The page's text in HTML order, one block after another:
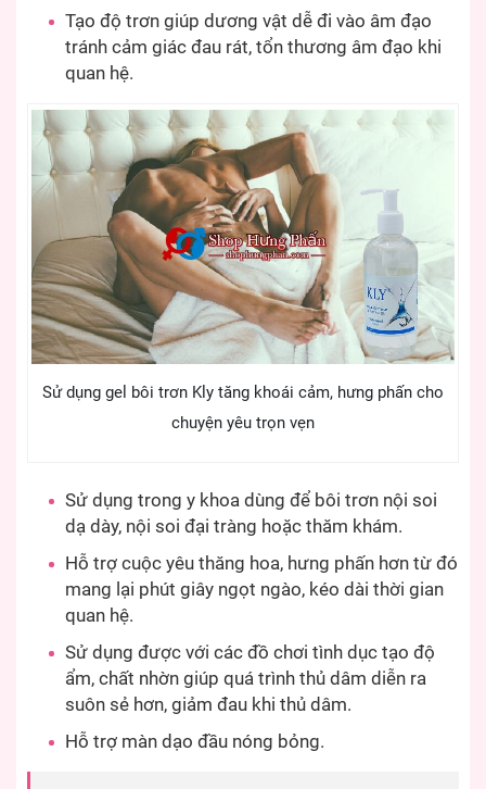
Tạo độ trơn giúp dương vật dễ đi vào âm đạo
tránh cảm giác đau rát, tổn thương âm đạo khi
quan hệ.
Sử dụng gel bôi trơn Kly tăng khoái cảm, hưng phấn cho
chuyện yêu trọn vẹn
Sử dụng trong y khoa dùng để bôi trơn nội soi
dạ dày, nội soi đại tràng hoặc thăm khám.
Hỗ trợ cuộc yêu thăng hoa, hưng phấn hơn từ đó
mang lại phút giây ngọt ngào, kéo dài thời gian
quan hệ.
Sử dụng được với các đồ chơi tình dục tạo độ
ẩm, chất nhờn giúp quá trình thủ dâm diễn ra
suôn sẻ hơn, giảm đau khi thủ dâm.
Hỗ trợ màn dạo đầu nóng bỏng.